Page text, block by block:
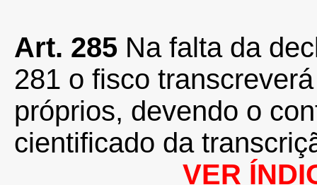
Art. 285 Na falta da
281 o fisco
próprios, devendo o
cientificado da
VER